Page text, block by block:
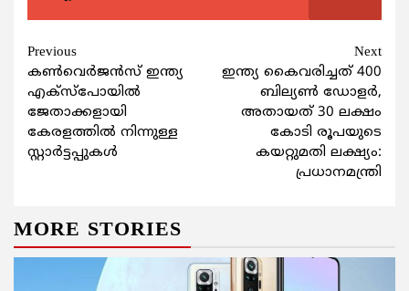
Continue
Reading
Previous
കണ്‍വെര്‍ജന്‍സ് ഇന്ത്യ
എക്സ്പോയില്‍
ജേതാക്കളായി
കേരളത്തിൽ നിന്നുള്ള
സ്റ്റാര്‍ട്ടപ്പുകള്‍
Next
ഇന്ത്യ കൈവരിച്ചത് 400
ബില്യണ്‍ ഡോളര്‍,
അതായത് 30 ലക്ഷം
കോടി രൂപയുടെ
കയറ്റുമതി ലക്ഷ്യം:
പ്രധാനമന്ത്രി
MORE STORIES